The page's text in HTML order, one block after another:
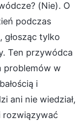
(Nie). O
podczas
głosząc tylko
Ten przywódca
problemów w
i
ani nie wiedział,
rozwiązywać